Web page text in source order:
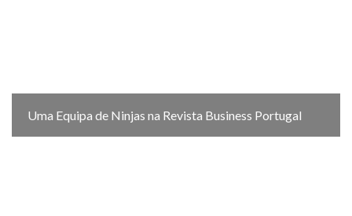
Uma Equipa de Ninjas na Revista Business Portugal